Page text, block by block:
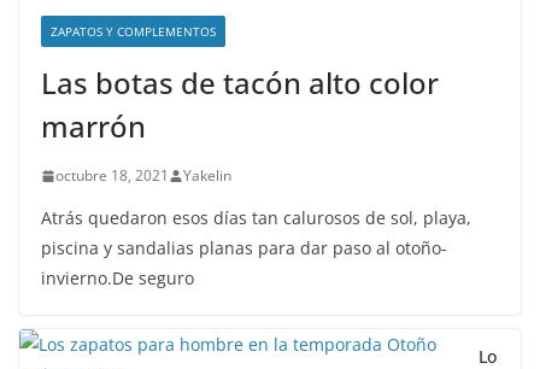
ZAPATOS Y COMPLEMENTOS
Las botas de tacón alto color
marrón
octubre 18, 2021 Yakelin
Atrás quedaron esos días tan calurosos de sol, playa,
piscina y sandalias planas para dar paso al otoño-
invierno.De seguro
Lo